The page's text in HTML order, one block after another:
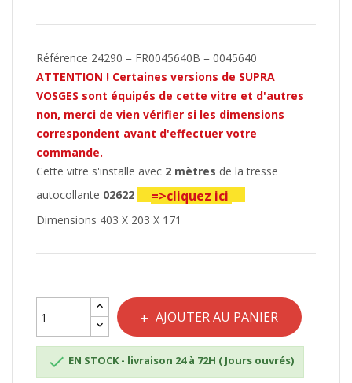
Référence 24290 = FR0045640B = 0045640
ATTENTION ! Certaines versions de SUPRA
VOSGES sont équipés de cette vitre et d'autres
non, merci de vien vérifier si les dimensions
correspondent avant d'effectuer votre
commande.
Cette vitre s'installe avec 2 mètres de la tresse
autocollante 02622 =>cliquez ici
Dimensions 403 X 203 X 171
AJOUTER AU PANIER
 EN STOCK - livraison 24 à 72H ( Jours ouvrés)